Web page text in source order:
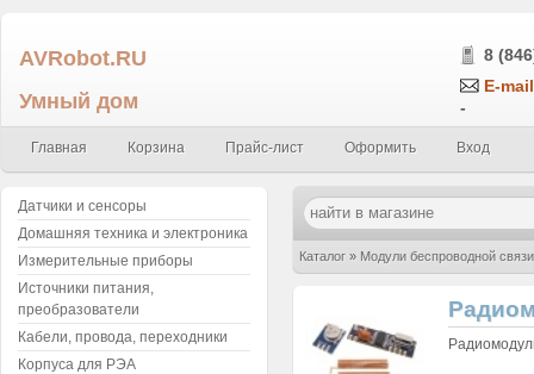
AVRobot.RU
Умный дом
8
E-
-
Главная Корзина Прайс-лист Оформить Вход
Каталог » Модули беспроводной
Датчики и сенсоры
Домашняя техника и электроника
Измерительные приборы
Источники питания,
преобразователи
Кабели, провода, переходники
Корпуса для РЭА